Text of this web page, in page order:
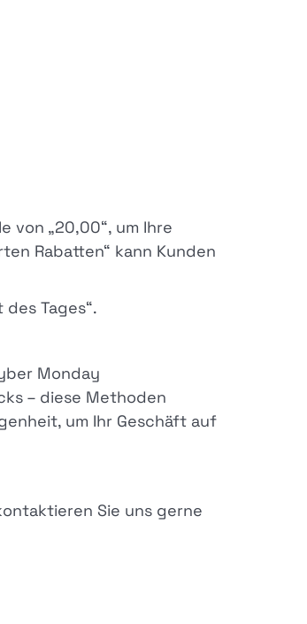
von „20,00“, um Ihre
Rabatten“ kann Kunden
Tages“.
Monday
– diese Methoden
um Ihr Geschäft auf
Sie uns gerne